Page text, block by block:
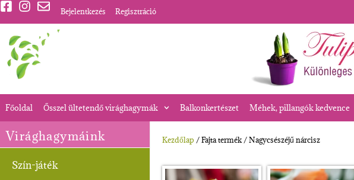
Bejelentkezés Regisztráció
Főoldal Ősszel ültetendő virághagymák Balkonkertészet Méhek, pillangók kedvence
Virághagymáink
Szín-játék
Kezdőlap / Fajta termék / Nagycsészéjű nárcisz